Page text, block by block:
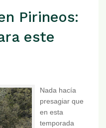
Pirineos:
este
Nada hacía
presagiar que
en esta
temporada